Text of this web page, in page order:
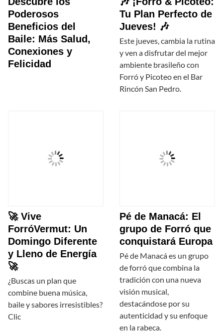
Poderosos
Beneficios del
Baile: Más Salud,
Conexiones y
Felicidad
Tu Plan Perfecto de
Jueves! 🎶
Este jueves, cambia la rutina
y ven a disfrutar del mejor
ambiente brasileño con
Forró y Picoteo en el Bar
Rincón San Pedro.
🚀 Vive
ForróVermut: Un
Domingo Diferente
y Lleno de Energía
🚀
¿Buscas un plan que
combine buena música,
baile y sabores irresistibles?
Clic
Pé de Manacá: El
grupo de Forró que
conquistará Europa
Pé de Manacá es un grupo
de forró que combina la
tradición con una nueva
visión musical,
destacándose por su
autenticidad y su enfoque
en la rabeca.